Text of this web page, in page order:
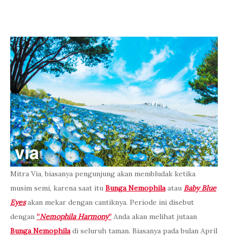
Mitra Via, biasanya pengunjung akan membludak ketika
musim semi, karena saat itu Bunga Nemophila atau Baby Blue
Eyesakan mekar dengan cantiknya. Periode ini disebut
dengan “Nemophila Harmony” Anda akan melihat jutaan
Bunga Nemophiladi seluruh taman. Biasanya pada bulan April